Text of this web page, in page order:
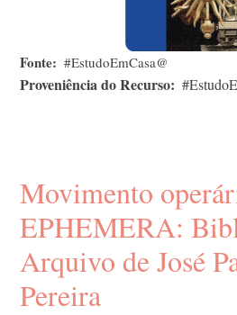
Fonte #EstudoEmCasa@
Proveniência do Recurso
Movimento
EPHEMERA:
Arquivo de José
Pereira